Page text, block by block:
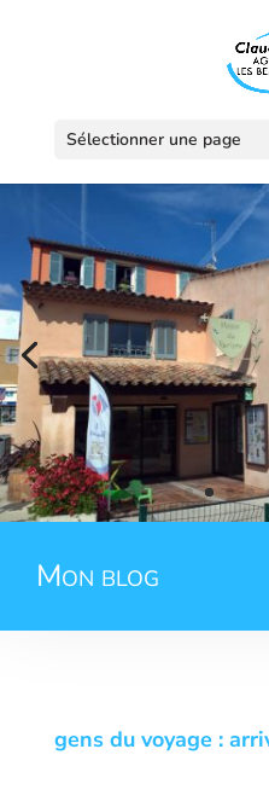
Sélectionner une page
Mon blog
gens du voyage :